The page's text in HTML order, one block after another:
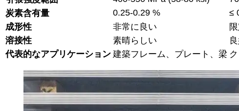
炭素含有量
0.25-0.29 %
≤
成形性
非常に良い
溶接性
素晴らしい
代表的なアプリケーション 建築フレーム、プレート、梁